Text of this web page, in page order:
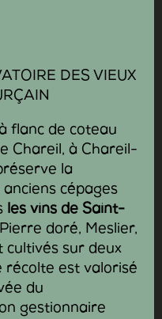
DES VIEUX
flanc de coteau
Chareil, à Chareil-
la
cépages
les vins de Saint-
doré, Meslier,
cultivés sur deux
récolte est valorisé
du
gestionnaire